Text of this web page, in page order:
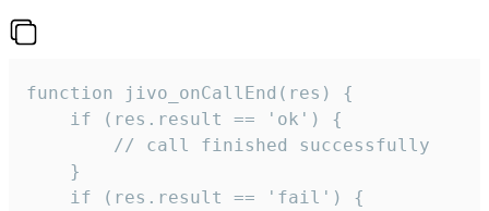
function jivo_onCallEnd(res) {
    if (res.result == 'ok') {
        // call finished successfully
    }
    if (res.result == 'fail') {